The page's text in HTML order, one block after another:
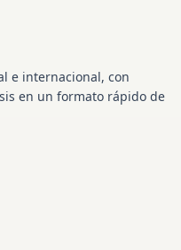
e internacional, con
en un formato rápido de